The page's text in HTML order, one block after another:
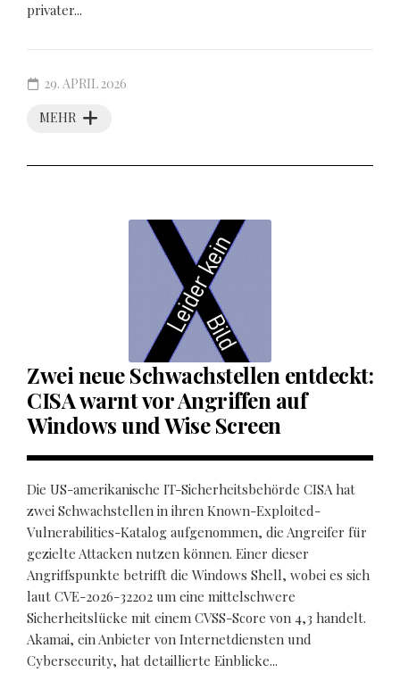
privater...
MEHR
29. APRIL 2026
Zwei neue Schwachstellen entdeckt:
CISA warnt vor Angriffen auf
Windows und Wise Screen
Die US-amerikanische IT-Sicherheitsbehörde CISA hat
zwei Schwachstellen in ihren Known-Exploited-
Vulnerabilities-Katalog aufgenommen, die Angreifer für
gezielte Attacken nutzen können. Einer dieser
Angriffspunkte betrifft die Windows Shell, wobei es sich
laut CVE-2026-32202 um eine mittelschwere
Sicherheitslücke mit einem CVSS-Score von 4,3 handelt.
Akamai, ein Anbieter von Internetdiensten und
Cybersecurity, hat detaillierte Einblicke...